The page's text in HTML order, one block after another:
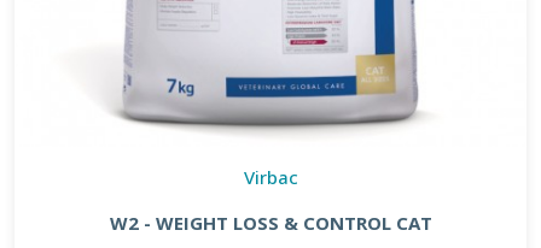
Virbac
W2 - WEIGHT LOSS & CONTROL CAT